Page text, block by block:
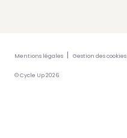
Mentions légales Gestion des cookies
© Cycle Up 2026